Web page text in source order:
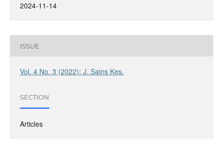
2024-11-14
ISSUE
Vol. 4 No. 3 (2022): J. Sains Kes.
SECTION
Articles